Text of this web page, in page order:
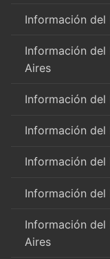
Información del
Información del
Aires
Información del
Información del
Información del
Información
Información del
Aires